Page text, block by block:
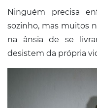
Ninguém precisa
sozinho, mas muitos
na ânsia de se
desistem da própria